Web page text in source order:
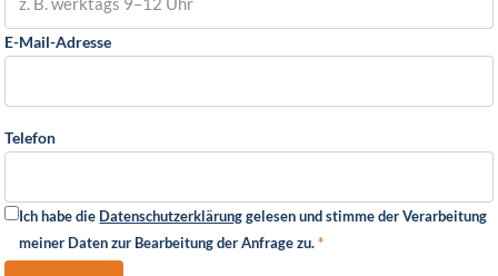
E-Mail-Adresse
Telefon
Ich habe die Datenschutzerklärunggelesen und stimme der Verarbeitung
meiner Daten zur Bearbeitung der Anfrage zu.*